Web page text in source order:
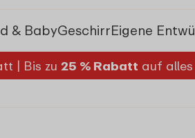
& BabyGeschirrEigene
| Bis zu 25 % Rabatt auf